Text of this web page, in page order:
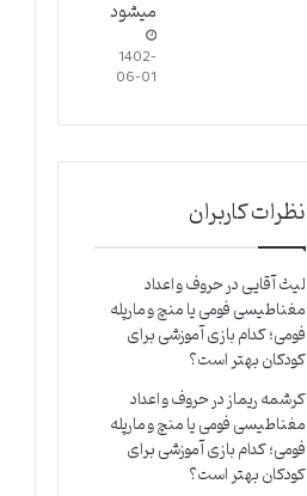
میشود
1402-
06-01
نظرات کاربران
لیث آقاییدرحروف و اعداد
مغناطیسی فومی یا منچ و مارپله
فومی؛ کدام بازی آموزشی برای
کودکان بهتر است؟
کرشمه ریمازدرحروف و اعداد
مغناطیسی فومی یا منچ و مارپله
فومی؛ کدام بازی آموزشی برای
کودکان بهتر است؟